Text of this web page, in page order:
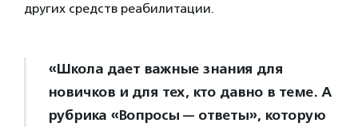
других средств реабилитации.
«Школа дает важные знания для
новичков и для тех, кто давно в теме. А
рубрика «Вопросы — ответы», которую